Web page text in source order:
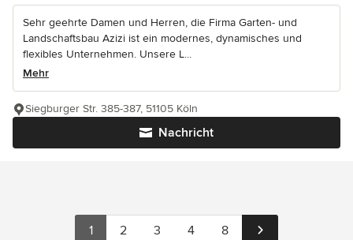
Sehr geehrte Damen und Herren, die Firma Garten- und
Landschaftsbau Azizi ist ein modernes, dynamisches und
flexibles Unternehmen. Unsere L...
Mehr
Nachricht
Siegburger Str. 385-387, 51105 Köln
1 2 3 4 8